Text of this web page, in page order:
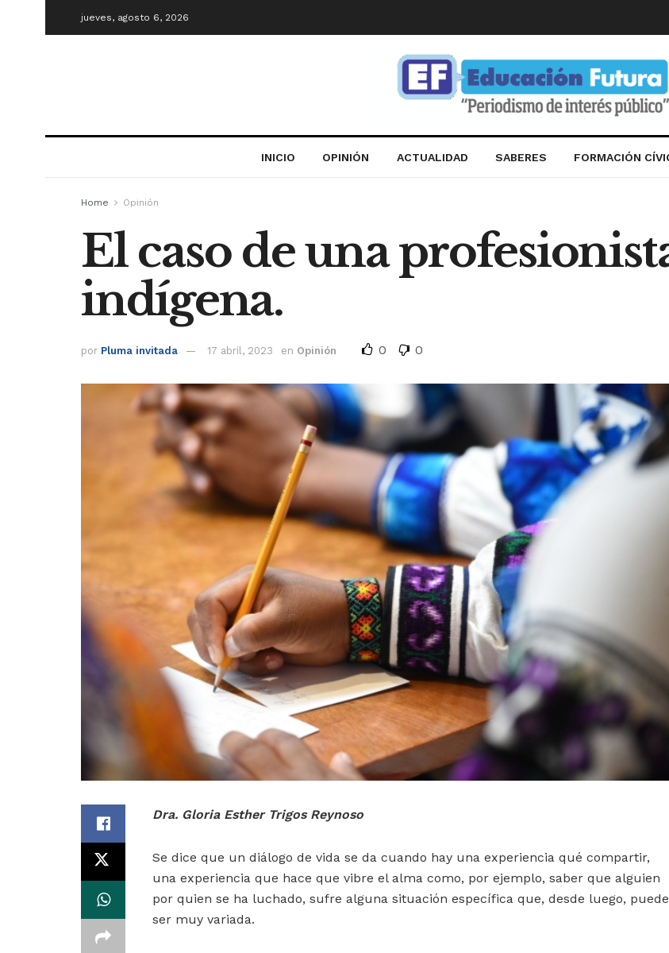
jueves, agosto 6, 2026
INICIO OPINIÓN ACTUALIDAD SABERES FORMACIÓN
Home Opinión
El caso de una
indígena.
por Pluma invitada 17 abril, 2023 en Opinión 0 0
Dra. Gloria Esther Trigos Reynoso
Se dice que un diálogo de vida se da cuando hay una experiencia qué compartir,
una experiencia que hace que vibre el alma como, por ejemplo, saber que alguien
por quien se ha luchado, sufre alguna situación específica que, desde luego, puede
ser muy variada.